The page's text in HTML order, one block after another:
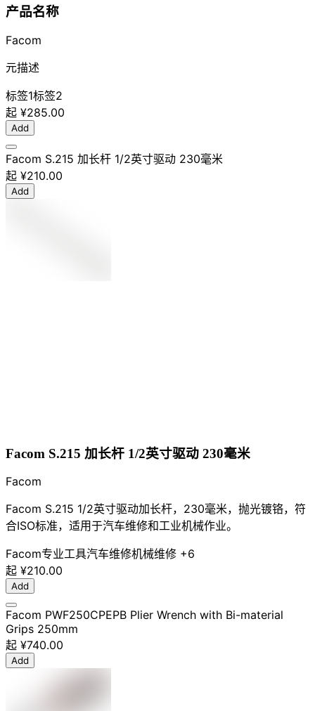
产品名称
Facom
元描述
标签1标签2
起 ¥285.00
Add
Facom S.215 加长杆 1/2英寸驱动 230毫米
起 ¥210.00
Add
Facom S.215 加长杆 1/2英寸驱动 230毫米
Facom
Facom S.215 1/2英寸驱动加长杆，230毫米，抛光镀铬，符
合ISO标准，适用于汽车维修和工业机械作业。
Facom专业工具汽车维修机械维修 +6
起 ¥210.00
Add
Facom PWF250CPEPB Plier Wrench with Bi-material
Grips 250mm
起 ¥740.00
Add